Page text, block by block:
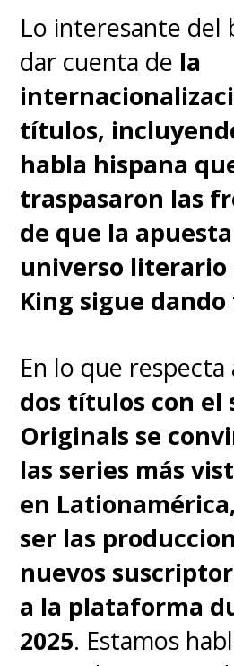
nombres más
ciudad. Será el
de pólvora.
La película, que
del mundo se
simplemente como
"Batman",también
elenco conZoë
"Selina Kyle",
el "Acertijo",
como "Alfred
y Jeffrey Wright
teniente "James
además deJohn
Peter Sarsgaard,
Keoghan y Jayme
Lo interesante del
dar cuenta de la
títulos,
habla hispana
traspasaron las
de que la
universo literario
King sigue
En lo que respecta
dos títulos con el
Originals se
las series más
en
ser las
nuevos
a la plataforma
2025. Estamos